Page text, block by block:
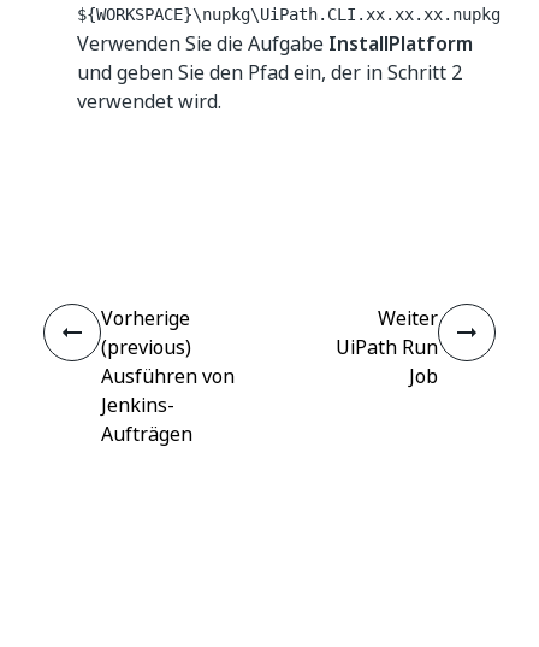
${WORKSPACE}\nupkg\UiPath.CLI.xx.xx.xx.nupkg
Verwenden Sie die Aufgabe InstallPlatform
und geben Sie den Pfad ein, der in Schritt 2
verwendet wird.
Vorherige
(previous)
Ausführen von
Jenkins-
Aufträgen
Weiter
UiPath Run
Job